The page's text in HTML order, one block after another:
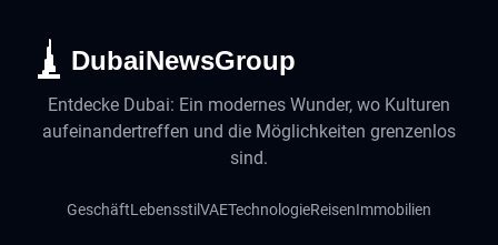
DubaiNewsGroup
Entdecke Dubai: Ein modernes Wunder, wo Kulturen
aufeinandertreffen und die Möglichkeiten grenzenlos
sind.
GeschäftLebensstilVAETechnologieReisenImmobilien